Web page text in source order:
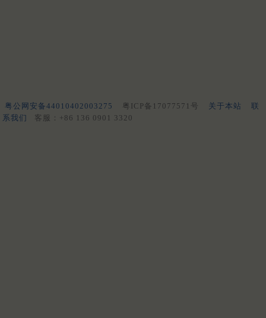
粤公网安备44010402003275 粤ICP备17077571号 关于本站
联
系我们
客服：+86 136 0901 3320